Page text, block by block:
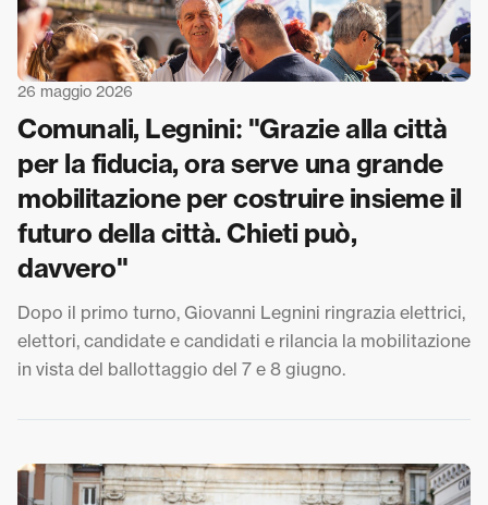
26 maggio 2026
Comunali, Legnini: "Grazie alla città
per la fiducia, ora serve una grande
mobilitazione per costruire insieme il
futuro della città. Chieti può,
davvero"
Dopo il primo turno, Giovanni Legnini ringrazia elettrici,
elettori, candidate e candidati e rilancia la mobilitazione
in vista del ballottaggio del 7 e 8 giugno.